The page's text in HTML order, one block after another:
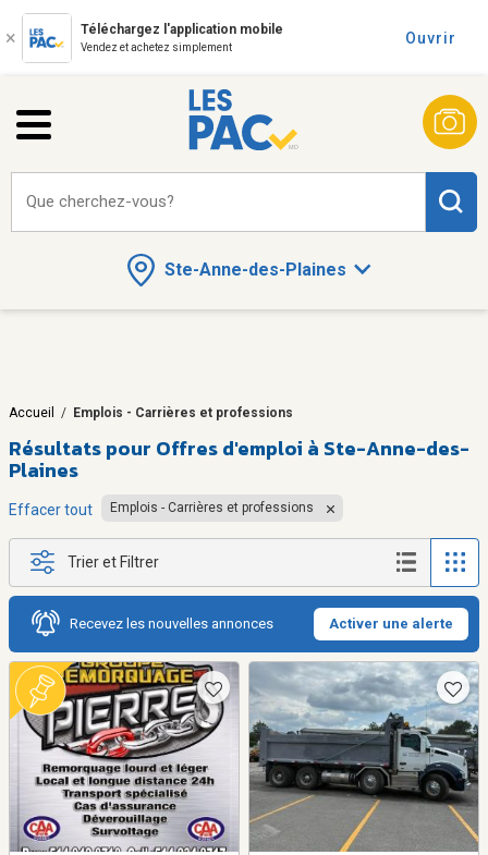
Téléchargez l'application mobile
Vendez et achetez simplement
Ouvrir
Ste-Anne-des-Plaines
Que cherchez-vous?
Accueil / Emplois - Carrières et professions
Résultats pour Offres d'emploi à Ste-Anne-des-
Plaines
Effacer tout Emplois - Carrières et professions
Trier et Filtrer
Recevez les nouvelles annonces Activer une alerte